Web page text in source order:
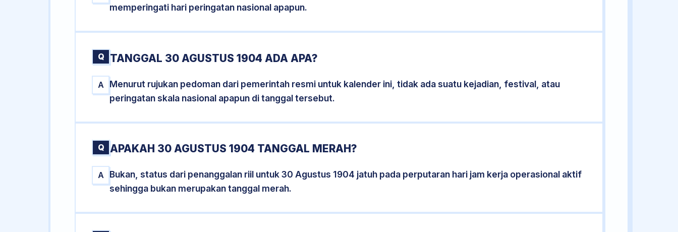
memperingati hari peringatan nasional apapun.
Q TANGGAL 30 AGUSTUS 1904 ADA APA?
A
Menurut rujukan pedoman dari pemerintah resmi untuk kalender ini, tidak ada suatu kejadian, festival, atau
peringatan skala nasional apapun di tanggal tersebut.
Q APAKAH 30 AGUSTUS 1904 TANGGAL MERAH?
A
Bukan, status dari penanggalan riil untuk 30 Agustus 1904 jatuh pada perputaran hari jam kerja operasional aktif
sehingga bukan merupakan tanggal merah.